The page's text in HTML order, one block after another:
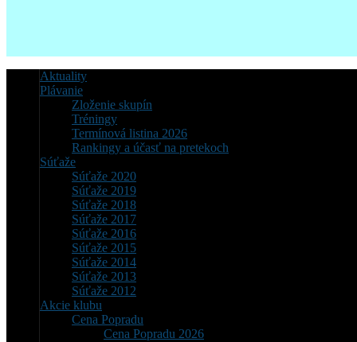
Aktuality
Plávanie
Zloženie skupín
Tréningy
Termínová listina 2026
Rankingy a účasť na pretekoch
Súťaže
Súťaže 2020
Súťaže 2019
Súťaže 2018
Súťaže 2017
Súťaže 2016
Súťaže 2015
Súťaže 2014
Súťaže 2013
Súťaže 2012
Akcie klubu
Cena Popradu
Cena Popradu 2026